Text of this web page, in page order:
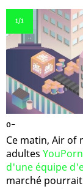
1/1
0-
Ce matin, Air of
adultes
d'une équipe
marché